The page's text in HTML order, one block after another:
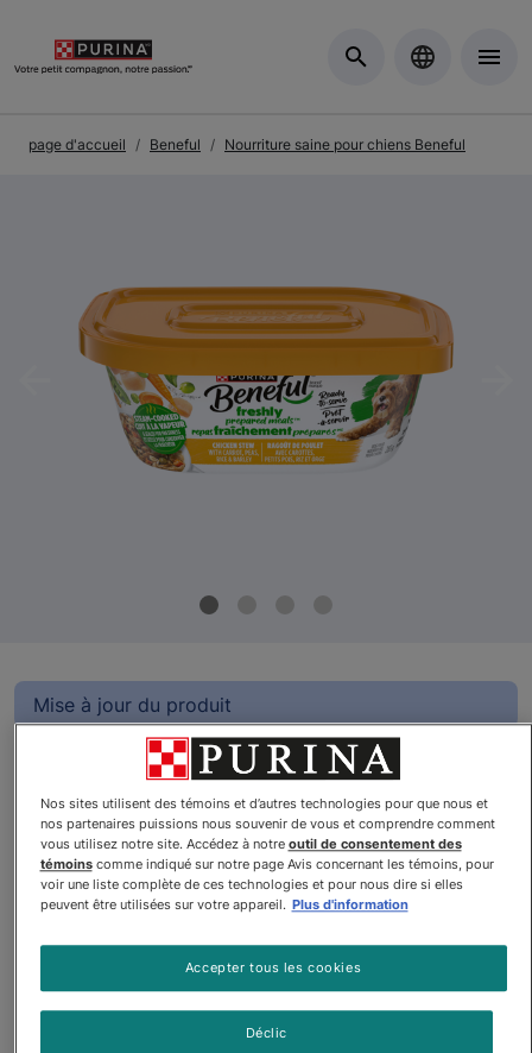
page d'accueil Beneful Nourriture saine pour chiens Beneful
Mise à jour du produit
Benefulᴹᴰ Repas Frâichment
Préparés🅪 Ragôut de Poulet
Nourriture pour Chiens
Par Benefulᴹᴰ
Nos sites utilisent des témoins et d’autres technologies pour que nous et
nos partenaires puissions nous souvenir de vous et comprendre comment
vous utilisez notre site. Accédez à notre outil de consentement des
témoinscomme indiqué sur notre page Avis concernant les témoins, pour
voir une liste complète de ces technologies et pour nous dire si elles
peuvent être utilisées sur votre appareil. Plus d'information
Déclic
Accepter tous les cookies